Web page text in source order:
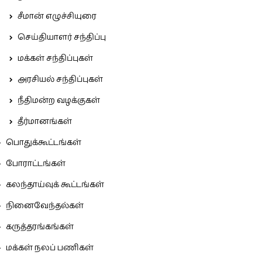
சீமான் எழுச்சியுரை
செய்தியாளர் சந்திப்பு
மக்கள் சந்திப்புகள்
அரசியல் சந்திப்புகள்
நீதிமன்ற வழக்குகள்
தீர்மானங்கள்
பொதுக்கூட்டங்கள்
போராட்டங்கள்
கலந்தாய்வுக் கூட்டங்கள்
நினைவேந்தல்கள்
கருத்தரங்கங்கள்
மக்கள் நலப் பணிகள்